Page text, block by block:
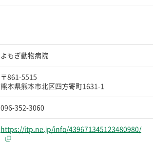
よもぎ動物病院
〒861-5515
熊本県熊本市北区四方寄町1631-1
096-352-3060
https://itp.ne.jp/info/439671345123480980/